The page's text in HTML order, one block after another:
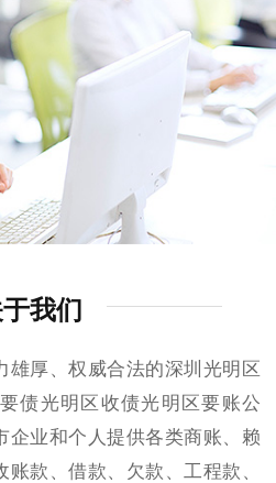
我们
雄厚、权威合法的深圳光明区
债光明区收债光明区要账公
企业和个人提供各类商账、赖
款、借款、欠款、工程款、